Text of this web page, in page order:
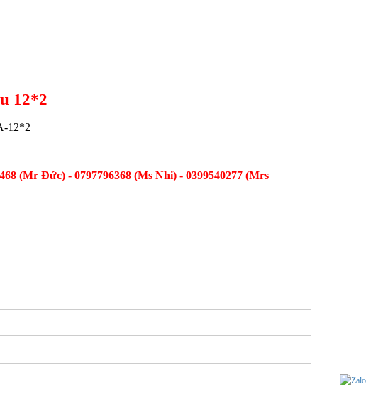
12*2
12*2
(Mr Đức) - 0797796368 (Ms Nhi) - 0399540277 (Mrs